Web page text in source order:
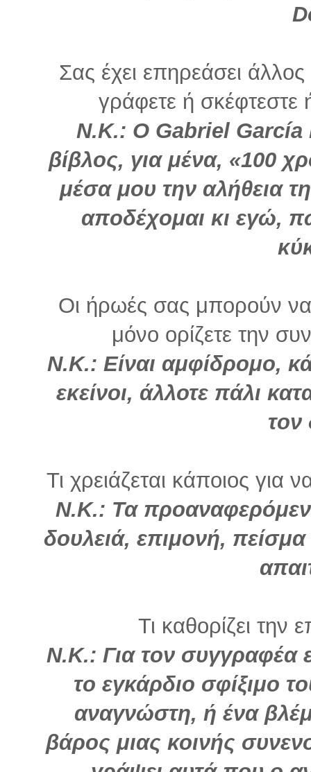
Σας έχει επηρεάσει
γράφετε ή σκέφτεστε
Ν.Κ.: O Gabriel García
βίβλος, για μένα, «100
μέσα μου την αλήθεια
αποδέχομαι κι εγώ,
Οι ήρωές σας μπορούν να
μόνο ορίζετε την
Ν.Κ.: Είναι αμφίδρομο,
εκείνοι, άλλοτε πάλι
τον
Τι χρειάζεται κάποιος για
Ν.Κ.: Τα
δουλειά, επιμονή,
Τι καθορίζει την
Ν.Κ.: Για τον συγγραφέα
το εγκάρδιο σφίξιμο
αναγνώστη, ή ένα
βάρος μιας κοινής